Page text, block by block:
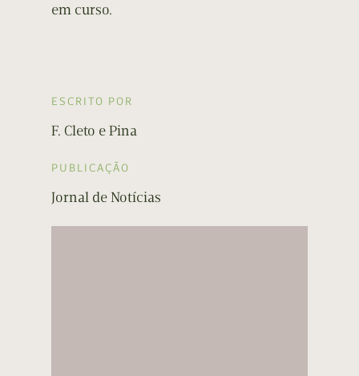
em curso.
ESCRITO POR
F. Cleto e Pina
PUBLICAÇÃO
Jornal de Notícias